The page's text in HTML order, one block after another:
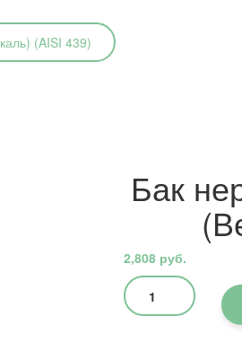
(AISI 439)
Бак
2,808руб.
Количество
товара
Бак